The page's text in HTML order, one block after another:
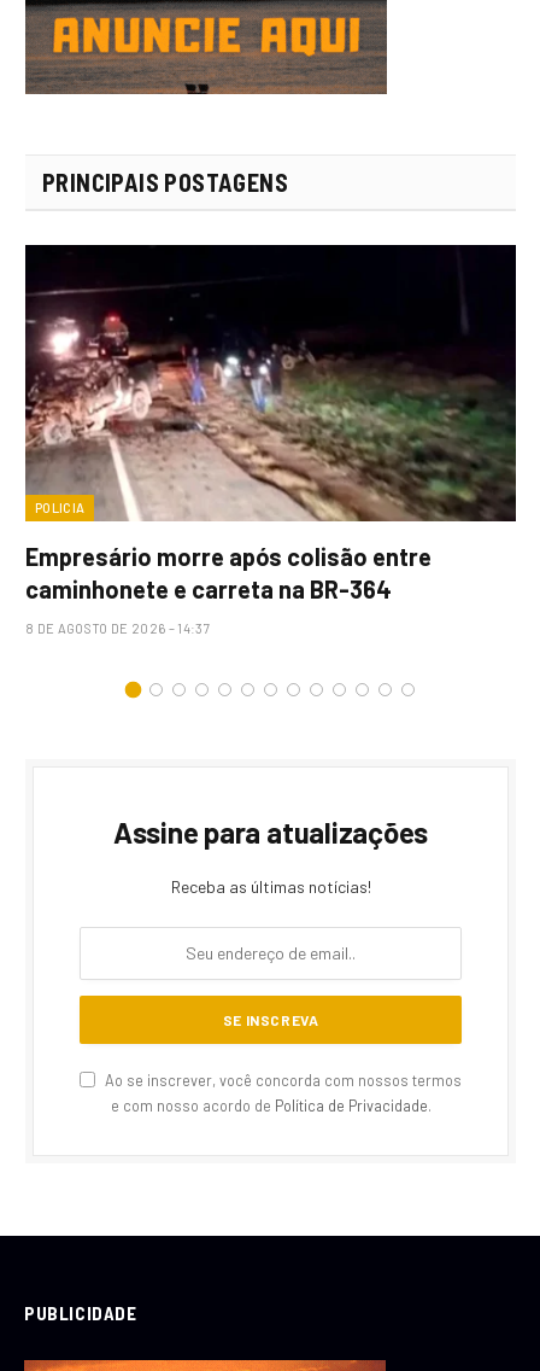
PRINCIPAIS POSTAGENS
POLICIA
Empresário morre após colisão entre
caminhonete e carreta na BR-364
8 DE AGOSTO DE 2026 – 14:37
Assine para atualizações
Receba as últimas notícias!
Ao se inscrever, você concorda com nossos termos
e com nosso acordo de Política de Privacidade.
PUBLICIDADE